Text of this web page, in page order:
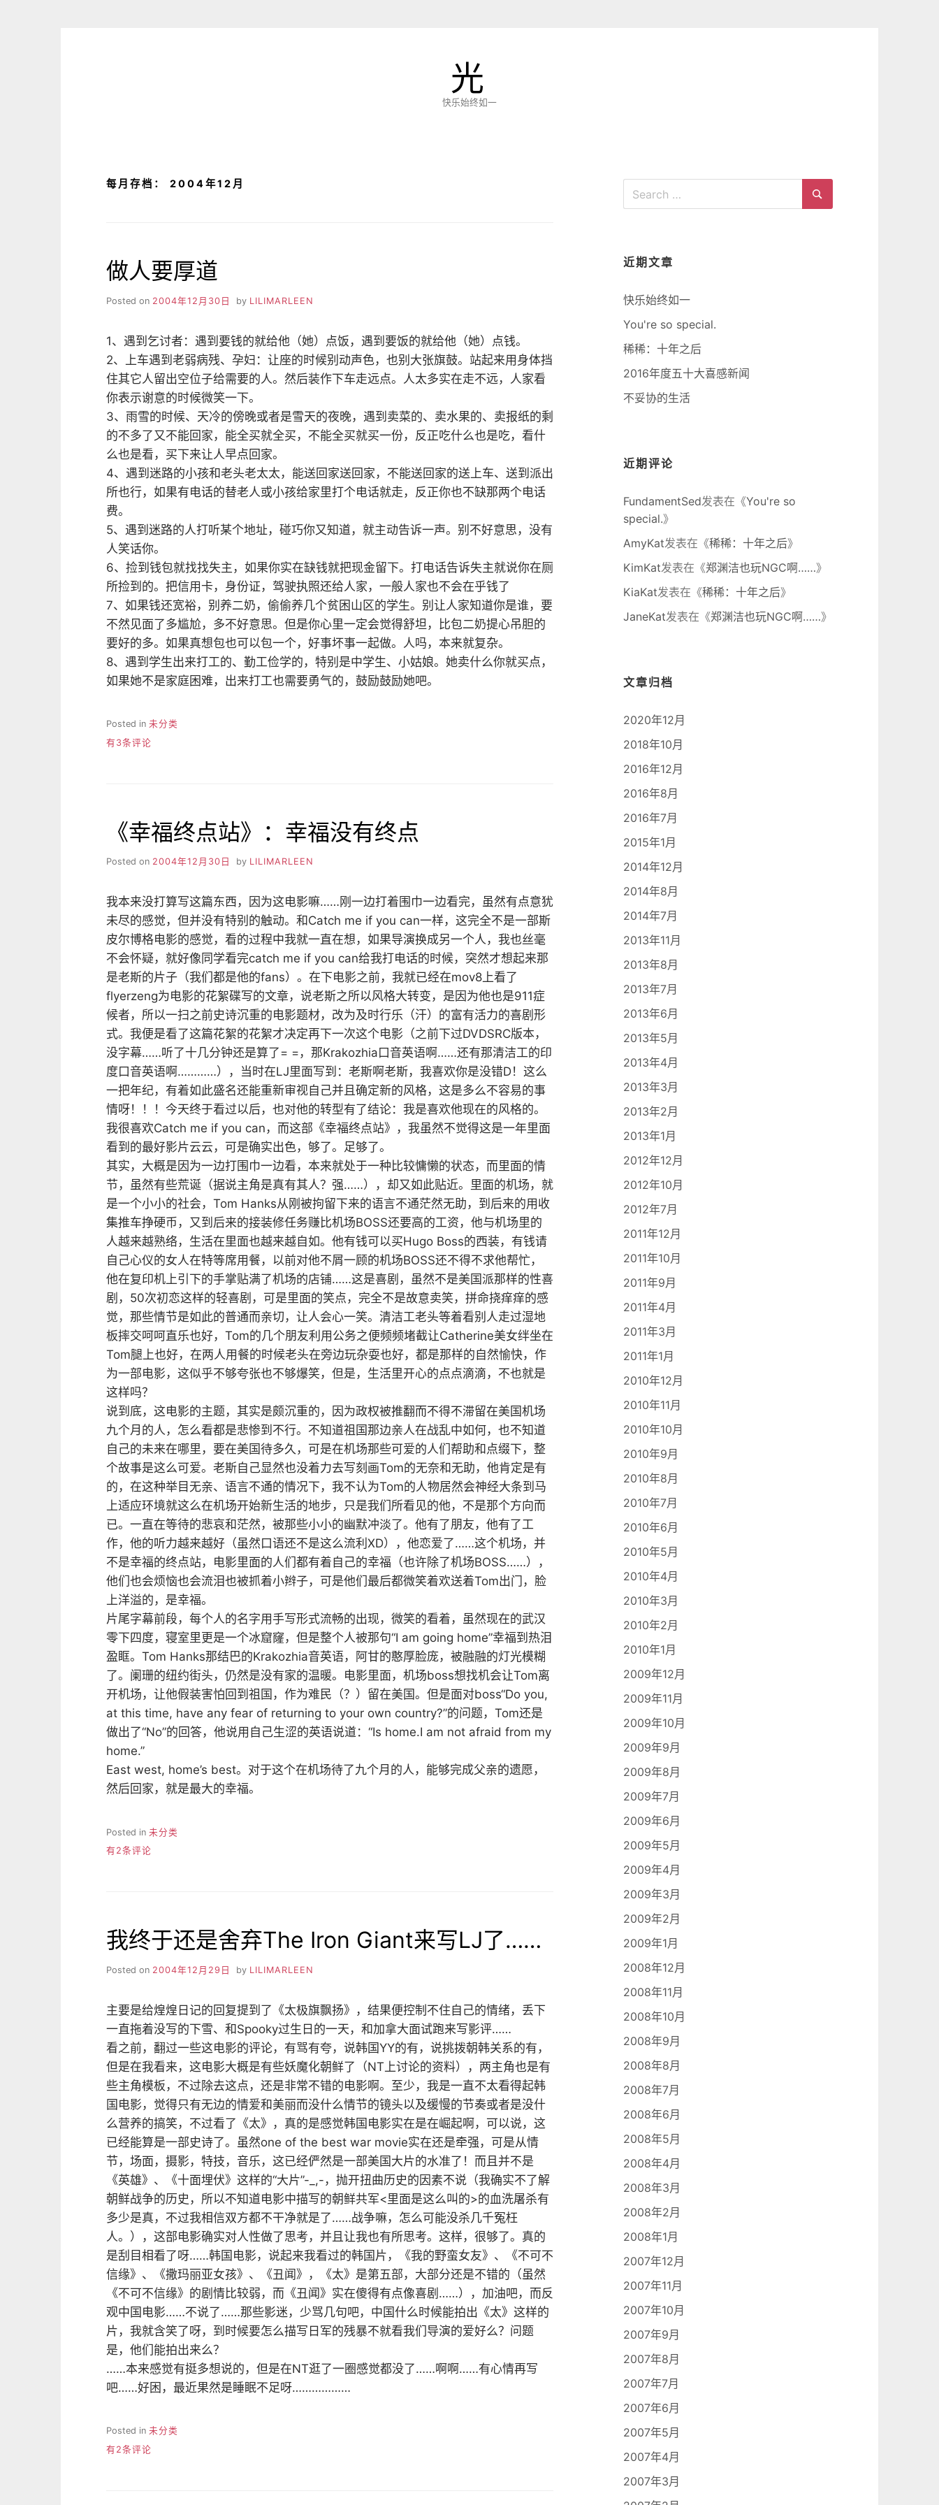
光
快乐始终如一
每月存档： 2004年12月
做人要厚道
Posted on 2004年12月30日 by LILIMARLEEN
1、遇到乞讨者：遇到要钱的就给他（她）点饭，遇到要饭的就给他（她）点钱。
2、上车遇到老弱病残、孕妇：让座的时候别动声色，也别大张旗鼓。站起来用身体挡
住其它人留出空位子给需要的人。然后装作下车走远点。人太多实在走不远，人家看
你表示谢意的时候微笑一下。
3、雨雪的时候、天冷的傍晚或者是雪天的夜晚，遇到卖菜的、卖水果的、卖报纸的剩
的不多了又不能回家，能全买就全买，不能全买就买一份，反正吃什么也是吃，看什
么也是看，买下来让人早点回家。
4、遇到迷路的小孩和老头老太太，能送回家送回家，不能送回家的送上车、送到派出
所也行，如果有电话的替老人或小孩给家里打个电话就走，反正你也不缺那两个电话
费。
5、遇到迷路的人打听某个地址，碰巧你又知道，就主动告诉一声。别不好意思，没有
人笑话你。
6、捡到钱包就找找失主，如果你实在缺钱就把现金留下。打电话告诉失主就说你在厕
所捡到的。把信用卡，身份证，驾驶执照还给人家，一般人家也不会在乎钱了
7、如果钱还宽裕，别养二奶，偷偷养几个贫困山区的学生。别让人家知道你是谁，要
不然见面了多尴尬，多不好意思。但是你心里一定会觉得舒坦，比包二奶提心吊胆的
要好的多。如果真想包也可以包一个，好事坏事一起做。人吗，本来就复杂。
8、遇到学生出来打工的、勤工俭学的，特别是中学生、小姑娘。她卖什么你就买点，
如果她不是家庭困难，出来打工也需要勇气的，鼓励鼓励她吧。
Posted in 未分类
做
有3条评论
《幸福终点站》：幸福没有终点
Posted on 2004年12月30日 by LILIMARLEEN
我本来没打算写这篇东西，因为这电影嘛……刚一边打着围巾一边看完，虽然有点意犹
未尽的感觉，但并没有特别的触动。和Catch me if you can一样，这完全不是一部斯
皮尔博格电影的感觉，看的过程中我就一直在想，如果导演换成另一个人，我也丝毫
不会怀疑，就好像同学看完catch me if you can给我打电话的时候，突然才想起来那
是老斯的片子（我们都是他的fans）。在下电影之前，我就已经在mov8上看了
flyerzeng为电影的花絮碟写的文章，说老斯之所以风格大转变，是因为他也是911症
候者，所以一扫之前史诗沉重的电影题材，改为及时行乐（汗）的富有活力的喜剧形
式。我便是看了这篇花絮的花絮才决定再下一次这个电影（之前下过DVDSRC版本，
没字幕……听了十几分钟还是算了= =，那Krakozhia口音英语啊……还有那清洁工的印
度口音英语啊…………），当时在LJ里面写到：老斯啊老斯，我喜欢你是没错D！这么
一把年纪，有着如此盛名还能重新审视自己并且确定新的风格，这是多么不容易的事
情呀！！！今天终于看过以后，也对他的转型有了结论：我是喜欢他现在的风格的。
我很喜欢Catch me if you can，而这部《幸福终点站》，我虽然不觉得这是一年里面
看到的最好影片云云，可是确实出色，够了。足够了。
其实，大概是因为一边打围巾一边看，本来就处于一种比较慵懒的状态，而里面的情
节，虽然有些荒诞（据说主角是真有其人？强……），却又如此贴近。里面的机场，就
是一个小小的社会，Tom Hanks从刚被拘留下来的语言不通茫然无助，到后来的用收
集推车挣硬币，又到后来的接装修任务赚比机场BOSS还要高的工资，他与机场里的
人越来越熟络，生活在里面也越来越自如。他有钱可以买Hugo Boss的西装，有钱请
自己心仪的女人在特等席用餐，以前对他不屑一顾的机场BOSS还不得不求他帮忙，
他在复印机上引下的手掌贴满了机场的店铺……这是喜剧，虽然不是美国派那样的性喜
剧，50次初恋这样的轻喜剧，可是里面的笑点，完全不是故意卖笑，拼命挠痒痒的感
觉，那些情节是如此的普通而亲切，让人会心一笑。清洁工老头等着看别人走过湿地
板摔交呵呵直乐也好，Tom的几个朋友利用公务之便频频堵截让Catherine美女绊坐在
Tom腿上也好，在两人用餐的时候老头在旁边玩杂耍也好，都是那样的自然愉快，作
为一部电影，这似乎不够夸张也不够爆笑，但是，生活里开心的点点滴滴，不也就是
这样吗？
说到底，这电影的主题，其实是颇沉重的，因为政权被推翻而不得不滞留在美国机场
九个月的人，怎么看都是悲惨到不行。不知道祖国那边亲人在战乱中如何，也不知道
自己的未来在哪里，要在美国待多久，可是在机场那些可爱的人们帮助和点缀下，整
个故事是这么可爱。老斯自己显然也没着力去写刻画Tom的无奈和无助，他肯定是有
的，在这种举目无亲、语言不通的情况下，我不认为Tom的人物居然会神经大条到马
上适应环境就这么在机场开始新生活的地步，只是我们所看见的他，不是那个方向而
已。一直在等待的悲哀和茫然，被那些小小的幽默冲淡了。他有了朋友，他有了工
作，他的听力越来越好（虽然口语还不是这么流利XD），他恋爱了……这个机场，并
不是幸福的终点站，电影里面的人们都有着自己的幸福（也许除了机场BOSS……），
他们也会烦恼也会流泪也被抓着小辫子，可是他们最后都微笑着欢送着Tom出门，脸
上洋溢的，是幸福。
片尾字幕前段，每个人的名字用手写形式流畅的出现，微笑的看着，虽然现在的武汉
零下四度，寝室里更是一个冰窟窿，但是整个人被那句“I am going home”幸福到热泪
盈眶。Tom Hanks那结巴的Krakozhia音英语，阿甘的憨厚脸庞，被融融的灯光模糊
了。阑珊的纽约街头，仍然是没有家的温暖。电影里面，机场boss想找机会让Tom离
开机场，让他假装害怕回到祖国，作为难民（？）留在美国。但是面对boss“Do you,
at this time, have any fear of returning to your own country?”的问题，Tom还是
做出了“No”的回答，他说用自己生涩的英语说道：“Is home.I am not afraid from my
home.”
East west, home’s best。对于这个在机场待了九个月的人，能够完成父亲的遗愿，
然后回家，就是最大的幸福。
Posted in 未分类
《幸
福
没
终
有2条评论
我终于还是舍弃The Iron Giant来写LJ了……
Posted on 2004年12月29日 by LILIMARLEEN
主要是给煌煌日记的回复提到了《太极旗飘扬》，结果便控制不住自己的情绪，丢下
一直拖着没写的下雪、和Spooky过生日的一天，和加拿大面试跑来写影评……
看之前，翻过一些这电影的评论，有骂有夸，说韩国YY的有，说挑拨朝韩关系的有，
但是在我看来，这电影大概是有些妖魔化朝鲜了（NT上讨论的资料），两主角也是有
些主角模板，不过除去这点，还是非常不错的电影啊。至少，我是一直不太看得起韩
国电影，觉得只有无边的情爱和美丽而没什么情节的镜头以及缓慢的节奏或者是没什
么营养的搞笑，不过看了《太》，真的是感觉韩国电影实在是在崛起啊，可以说，这
已经能算是一部史诗了。虽然one of the best war movie实在还是牵强，可是从情
节，场面，摄影，特技，音乐，这已经俨然是一部美国大片的水准了！而且并不是
《英雄》、《十面埋伏》这样的“大片”-_,-，抛开扭曲历史的因素不说（我确实不了解
朝鲜战争的历史，所以不知道电影中描写的朝鲜共军<里面是这么叫的>的血洗屠杀有
多少是真，不过我相信双方都不干净就是了……战争嘛，怎么可能没杀几千冤枉
人。），这部电影确实对人性做了思考，并且让我也有所思考。这样，很够了。真的
是刮目相看了呀……韩国电影，说起来我看过的韩国片，《我的野蛮女友》、《不可不
信缘》、《撒玛丽亚女孩》、《丑闻》，《太》是第五部，大部分还是不错的（虽然
《不可不信缘》的剧情比较弱，而《丑闻》实在傻得有点像喜剧……），加油吧，而反
观中国电影……不说了……那些影迷，少骂几句吧，中国什么时候能拍出《太》这样的
片，我就含笑了呀，到时候要怎么描写日军的残暴不就看我们导演的爱好么？问题
是，他们能拍出来么？
……本来感觉有挺多想说的，但是在NT逛了一圈感觉都没了……啊啊……有心情再写
吧……好困，最近果然是睡眠不足呀………………
Posted in 未分类
我
有2条评论
Search
近期文章
快乐始终如一
You're so special.
稀稀：十年之后
2016年度五十大喜感新闻
不妥协的生活
近期评论
FundamentSed发表在《You're so
special.》
AmyKat发表在《稀稀：十年之后》
KimKat发表在《郑渊洁也玩NGC啊……》
KiaKat发表在《稀稀：十年之后》
JaneKat发表在《郑渊洁也玩NGC啊……》
文章归档
2020年12月
2018年10月
2016年12月
2016年8月
2016年7月
2015年1月
2014年12月
2014年8月
2014年7月
2013年11月
2013年8月
2013年7月
2013年6月
2013年5月
2013年4月
2013年3月
2013年2月
2013年1月
2012年12月
2012年10月
2012年7月
2011年12月
2011年10月
2011年9月
2011年4月
2011年3月
2011年1月
2010年12月
2010年11月
2010年10月
2010年9月
2010年8月
2010年7月
2010年6月
2010年5月
2010年4月
2010年3月
2010年2月
2010年1月
2009年12月
2009年11月
2009年10月
2009年9月
2009年8月
2009年7月
2009年6月
2009年5月
2009年4月
2009年3月
2009年2月
2009年1月
2008年12月
2008年11月
2008年10月
2008年9月
2008年8月
2008年7月
2008年6月
2008年5月
2008年4月
2008年3月
2008年2月
2008年1月
2007年12月
2007年11月
2007年10月
2007年9月
2007年8月
2007年7月
2007年6月
2007年5月
2007年4月
2007年3月